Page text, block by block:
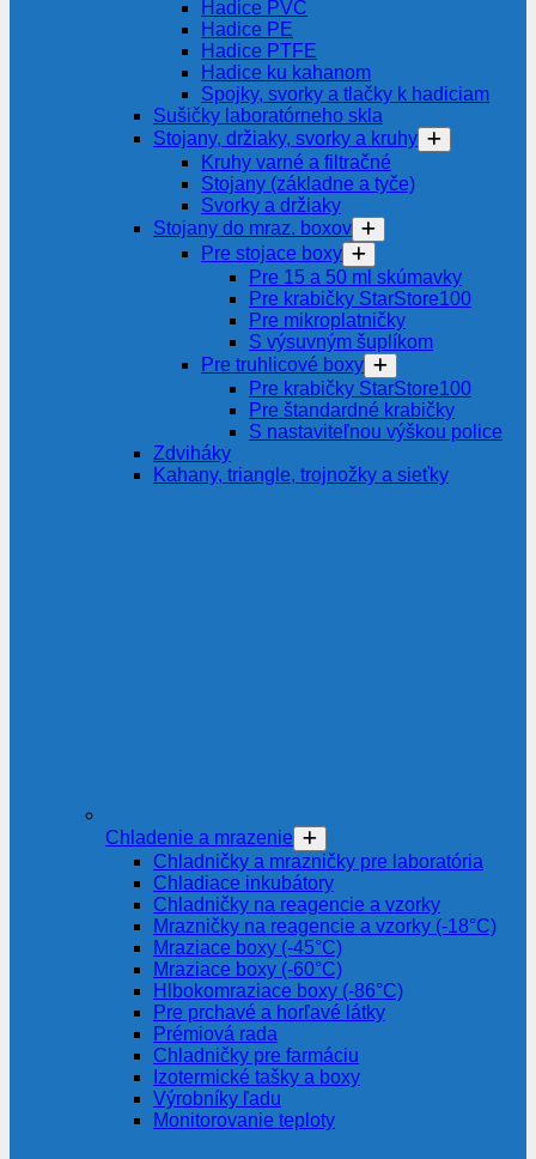
Hadice PVC
Hadice PE
Hadice PTFE
Hadice ku kahanom
Spojky, svorky a tlačky k hadiciam
Sušičky laboratórneho skla
Stojany, držiaky, svorky a kruhy
Kruhy varné a filtračné
Stojany (základne a tyče)
Svorky a držiaky
Stojany do mraz. boxov
Pre stojace boxy
Pre 15 a 50 ml skúmavky
Pre krabičky StarStore100
Pre mikroplatničky
S výsuvným šuplíkom
Pre truhlicové boxy
Pre krabičky StarStore100
Pre štandardné krabičky
S nastaviteľnou výškou police
Zdviháky
Kahany, triangle, trojnožky a sieťky
Chladenie a mrazenie
Chladničky a mrazničky pre laboratória
Chladiace inkubátory
Chladničky na reagencie a vzorky
Mrazničky na reagencie a vzorky (-18°C)
Mraziace boxy (-45°C)
Mraziace boxy (-60°C)
Hlbokomraziace boxy (-86°C)
Pre prchavé a horľavé látky
Prémiová rada
Chladničky pre farmáciu
Izotermické tašky a boxy
Výrobníky ľadu
Monitorovanie teploty